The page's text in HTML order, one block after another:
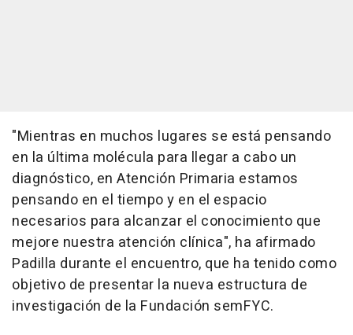
"Mientras en muchos lugares se está pensando
en la última molécula para llegar a cabo un
diagnóstico, en Atención Primaria estamos
pensando en el tiempo y en el espacio
necesarios para alcanzar el conocimiento que
mejore nuestra atención clínica", ha afirmado
Padilla durante el encuentro, que ha tenido como
objetivo de presentar la nueva estructura de
investigación de la Fundación semFYC.